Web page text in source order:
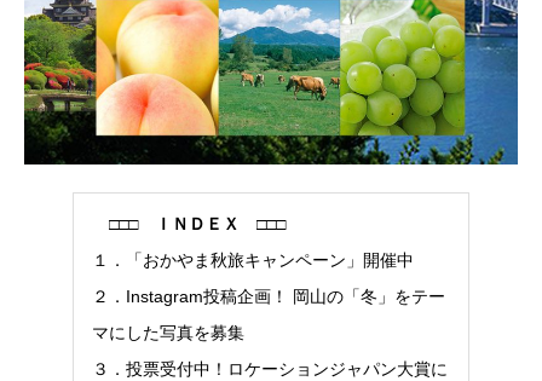
□□□ ＩＮＤＥＸ □□□
１．「おかやま秋旅キャンペーン」開催中
２．Instagram投稿企画！ 岡山の「冬」をテー
マにした写真を募集
３．投票受付中！ロケーションジャパン大賞に